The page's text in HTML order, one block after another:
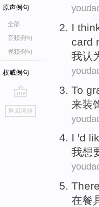
原声例句
全部
音频例句
视频例句
权威例句
go
top
返回词典
I
card
我认
To
来装
I 'd
我想
在餐